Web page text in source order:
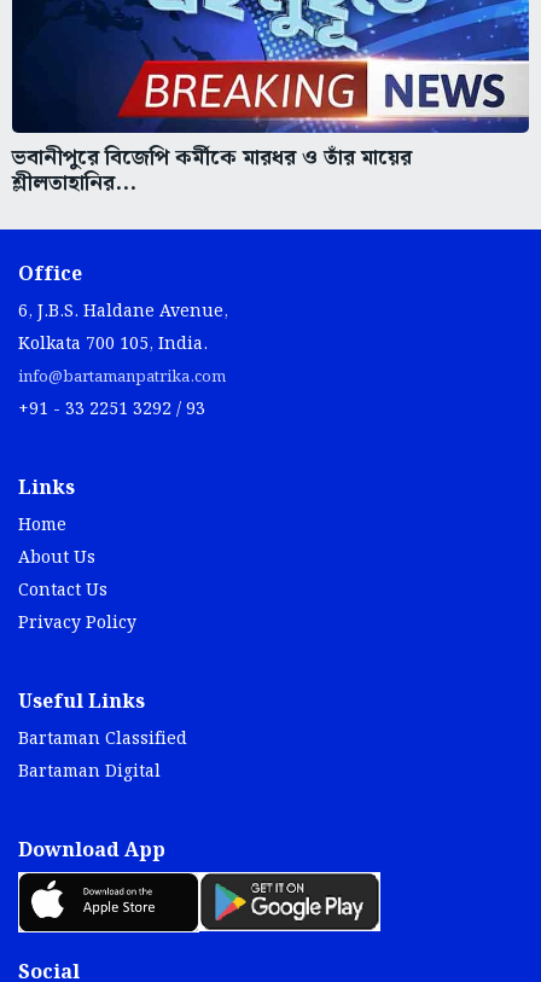
ভবানীপুরে বিজেপি কর্মীকে মারধর ও তাঁর মায়ের
শ্লীলতাহানির...
Office
6, J.B.S. Haldane Avenue,
Kolkata 700 105, India.
info@bartamanpatrika.com
+91 - 33 2251 3292 / 93
Links
Home
About Us
Contact Us
Privacy Policy
Useful Links
Bartaman Classified
Bartaman Digital
Download App
Social